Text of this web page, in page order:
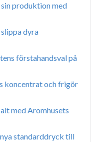
produktion med
dyra
förstahandsval på
koncentrat och frigör
med Aromhusets
standarddryck till